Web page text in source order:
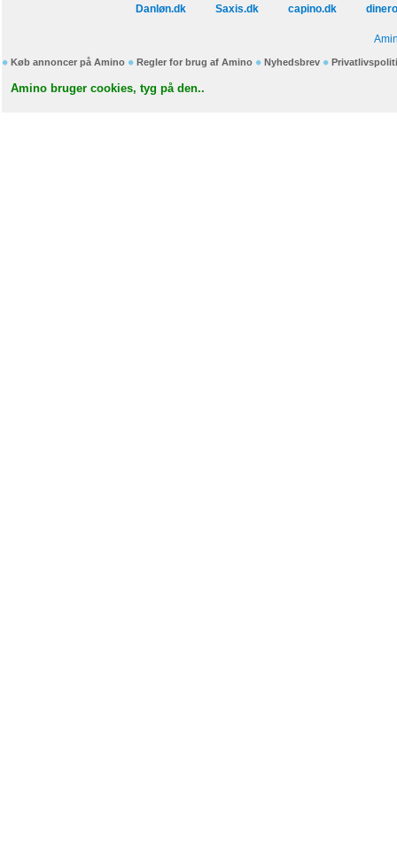
Danløn.dk
Saxis.dk capino.dk
Køb annoncer på Amino Regler for brug af Amino Nyhedsbrev
Amino bruger cookies, tyg på den..